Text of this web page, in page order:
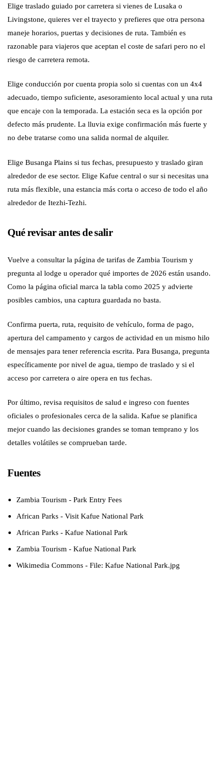
Elige traslado guiado por carretera si vienes de Lusaka o
Livingstone, quieres ver el trayecto y prefieres que otra persona
maneje horarios, puertas y decisiones de ruta. También es
razonable para viajeros que aceptan el coste de safari pero no el
riesgo de carretera remota.
Elige conducción por cuenta propia solo si cuentas con un 4x4
adecuado, tiempo suficiente, asesoramiento local actual y una ruta
que encaje con la temporada. La estación seca es la opción por
defecto más prudente. La lluvia exige confirmación más fuerte y
no debe tratarse como una salida normal de alquiler.
Elige Busanga Plains si tus fechas, presupuesto y traslado giran
alrededor de ese sector. Elige Kafue central o sur si necesitas una
ruta más flexible, una estancia más corta o acceso de todo el año
alrededor de Itezhi-Tezhi.
Qué revisar antes de salir
Vuelve a consultar la página de tarifas de Zambia Tourism y
pregunta al lodge u operador qué importes de 2026 están usando.
Como la página oficial marca la tabla como 2025 y advierte
posibles cambios, una captura guardada no basta.
Confirma puerta, ruta, requisito de vehículo, forma de pago,
apertura del campamento y cargos de actividad en un mismo hilo
de mensajes para tener referencia escrita. Para Busanga, pregunta
específicamente por nivel de agua, tiempo de traslado y si el
acceso por carretera o aire opera en tus fechas.
Por último, revisa requisitos de salud e ingreso con fuentes
oficiales o profesionales cerca de la salida. Kafue se planifica
mejor cuando las decisiones grandes se toman temprano y los
detalles volátiles se comprueban tarde.
Fuentes
Zambia Tourism - Park Entry Fees
African Parks - Visit Kafue National Park
African Parks - Kafue National Park
Zambia Tourism - Kafue National Park
Wikimedia Commons - File: Kafue National Park.jpg